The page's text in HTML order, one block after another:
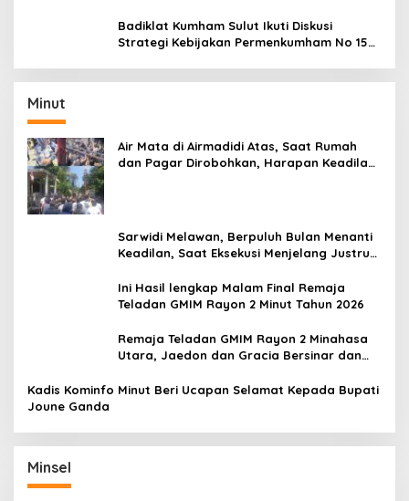
Badiklat Kumham Sulut Ikuti Diskusi
Strategi Kebijakan Permenkumham No 15
Minut
Air Mata di Airmadidi Atas, Saat Rumah
dan Pagar Dirobohkan, Harapan Keadilan
Sarwidi Melawan, Berpuluh Bulan Menanti
Keadilan, Saat Eksekusi Menjelang Justru
Ini Hasil lengkap Malam Final Remaja
Teladan GMIM Rayon 2 Minut Tahun 2026
Remaja Teladan GMIM Rayon 2 Minahasa
Utara, Jaedon dan Gracia Bersinar dan
Kadis Kominfo Minut Beri Ucapan Selamat Kepada Bupati
Joune Ganda
Minsel